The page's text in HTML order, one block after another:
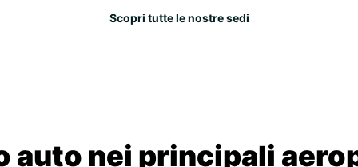
Scopri tutte le nostre sedi
auto nei principali